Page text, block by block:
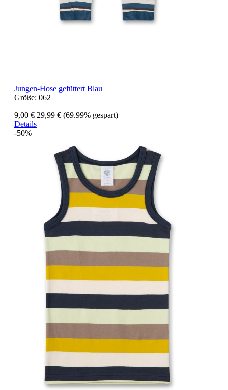
Jungen-Hose gefüttert Blau
Größe: 062
9,00 € 29,99 € (69.99% gespart)
Details
-50%